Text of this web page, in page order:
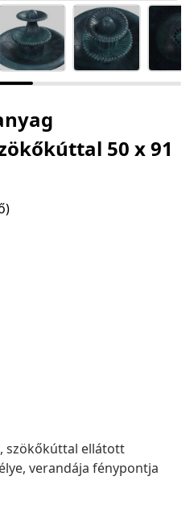
50 x 91
szökőkúttal ellátott
verandája fénypontja